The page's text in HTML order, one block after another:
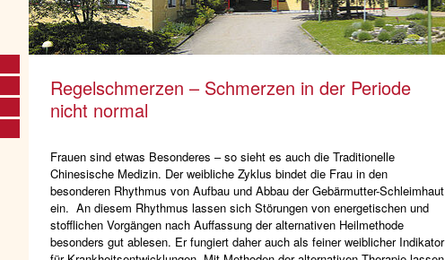
Regelschmerzen – Schmerzen in der Periode
nicht normal
Frauen sind etwas Besonderes – so sieht es auch die Traditionelle
Chinesische Medizin. Der weibliche Zyklus bindet die Frau in den
besonderen Rhythmus von Aufbau und Abbau der Gebärmutter-Schleimhaut
ein. An diesem Rhythmus lassen sich Störungen von energetischen und
stofflichen Vorgängen nach Auffassung der alternativen Heilmethode
besonders gut ablesen. Er fungiert daher auch als feiner weiblicher Indikator